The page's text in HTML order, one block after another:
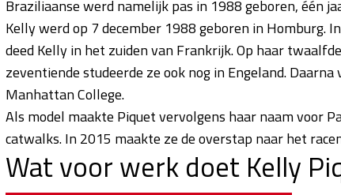
Braziliaanse werd namelijk pas in 1988 geboren, één
Kelly werd op 7 december 1988 geboren in Homburg.
deed Kelly in het zuiden van Frankrijk. Op haar
zeventiende studeerde ze ook nog in Engeland.
Manhattan College.
Als model maakte Piquet vervolgens haar naam voor
catwalks. In 2015 maakte ze de overstap naar het
Wat voor werk doet Kelly